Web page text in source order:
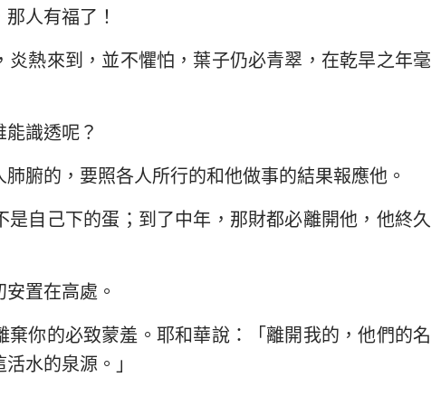
希伯來書
彼得前書 彼得後書
約翰三書
啟示錄
人有福了！
熱來到，並不懼怕，葉子仍必青翠，在乾旱之年毫
識透呢？
腑的，要照各人所行的和他做事的結果報應他。
是自己下的蛋；到了中年，那財都必離開他，他終久
置在高處。
你的必致蒙羞。耶和華說：「離開我的，他們的名
水的泉源。」